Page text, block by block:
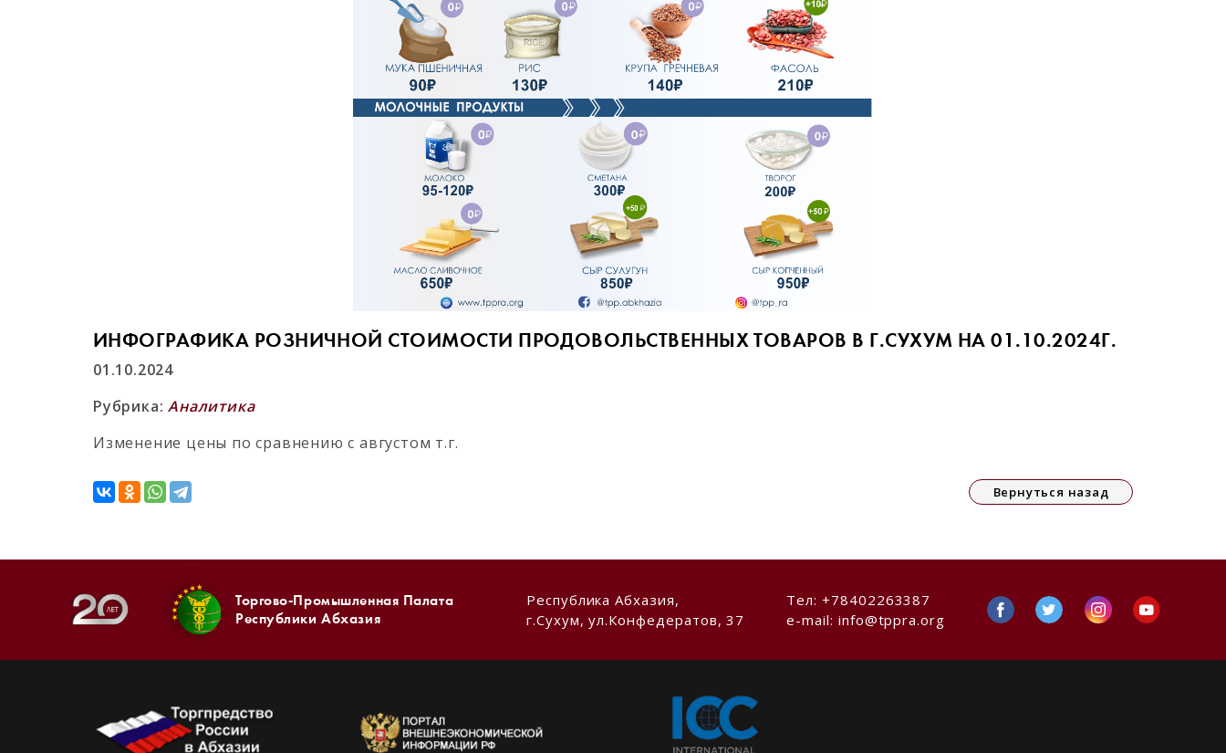
ИНФОГРАФИКА РОЗНИЧНОЙ СТОИМОСТИ ПРОДОВОЛЬСТВЕННЫХ ТОВАРОВ В Г.СУХУМ НА 01.10.2024Г.
01.10.2024
Рубрика:Аналитика
Изменение цены по сравнению с августом т.г.
Вернуться назад
Торгово-Промышленная Палата
Республики Абхазия
Республика Абхазия,
г.Сухум, ул.Конфедератов, 37
Тел: +78402263387
e-mail: info@tppra.org